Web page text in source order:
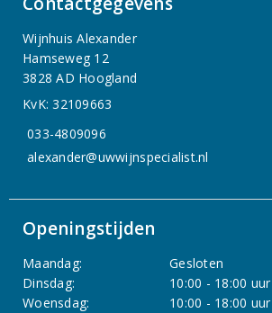
Wijnhuis Alexander
Hamseweg 12
3828 AD Hoogland
KvK: 32109663
033-4809096
alexander@uwwijnspecialist.nl
Openingstijden
Maandag:
Gesloten
Dinsdag:
10:00 - 18:00 uur
Woensdag:
10:00 - 18:00 uur